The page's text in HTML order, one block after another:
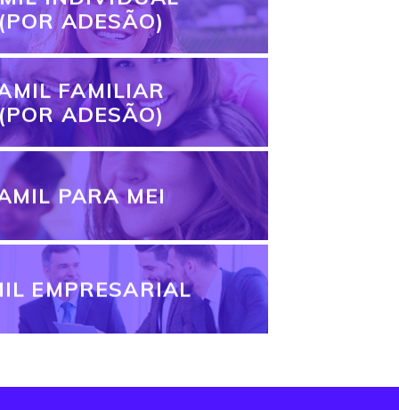
ADESÃO)
FAMILIAR
ADESÃO)
PARA MEI
EMPRESARIAL